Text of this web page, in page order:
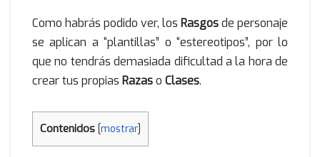
Como habrás podido ver, los Rasgosde personaje
se aplican a “plantillas” o “estereotipos”, por lo
que no tendrás demasiada dificultad a la hora de
crear tus propias Razaso Clases.
Contenidos [mostrar]